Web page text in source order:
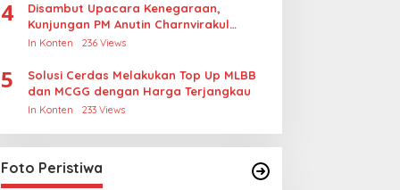
4
Disambut Upacara Kenegaraan,
Kunjungan PM Anutin Charnvirakul
Perkuat Hubungan Indonesia-Thailand
In Konten 236 Views
5
Solusi Cerdas Melakukan Top Up MLBB
dan MCGG dengan Harga Terjangkau
In Konten 233 Views
Foto Peristiwa
KA Blambangan-Pasar Senen,
Kepala Putus Hingga Kaki Korban
Hancur
In Foto Peristiwa |